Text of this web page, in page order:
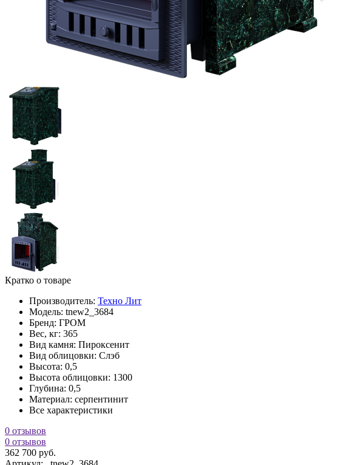
Кратко о товаре
Производитель: Техно Лит
Модель: tnew2_3684
Бренд: ГРОМ
Вес, кг: 365
Вид камня: Пироксенит
Вид облицовки: Слэб
Высота: 0,5
Высота облицовки: 1300
Глубина: 0,5
Материал: серпентинит
Все характеристики
0 отзывов
0 отзывов
362 700 руб.